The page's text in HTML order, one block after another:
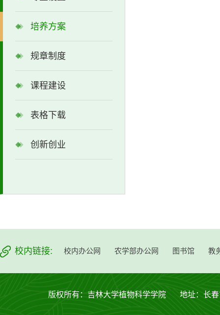
培养方案
规章制度
课程建设
表格下载
创新创业
校内链接: 校内办公网 农学部办公网 图书馆 教
版权所有：吉林大学植物科学学院 地址：长